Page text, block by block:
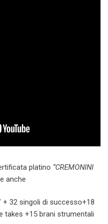
platino “CREMONINI
anche
+ 32 singoli di successo+18
takes +15 brani strumentali